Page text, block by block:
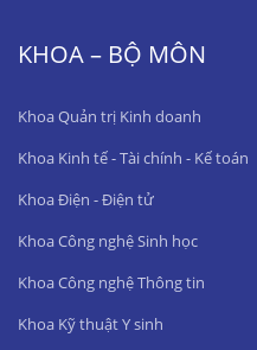
KHOA – BỘ MÔN
Khoa Quản trị Kinh doanh
Khoa Kinh tế - Tài chính - Kế toán
Khoa Điện - Điện tử
Khoa Công nghệ Sinh học
Khoa Công nghệ Thông tin
Khoa Kỹ thuật Y sinh